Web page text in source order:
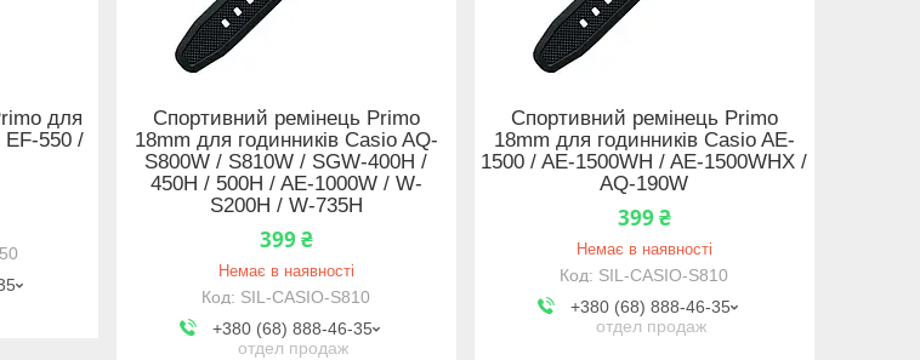
для
EF-550 /
Спортивний ремінець Primo
18mm для годинників Casio AQ-
S800W / S810W / SGW-400H /
450H / 500H / AE-1000W / W-
S200H / W-735H
399 ₴
Немає в наявності
SIL-CASIO-S810
+380 (68) 888-46-35
отдел продаж
Спортивний ремінець Primo
18mm для годинників Casio AE-
1500 / AE-1500WH / AE-1500WHX /
AQ-190W
399 ₴
Немає в наявності
SIL-CASIO-S810
+380 (68) 888-46-35
отдел продаж